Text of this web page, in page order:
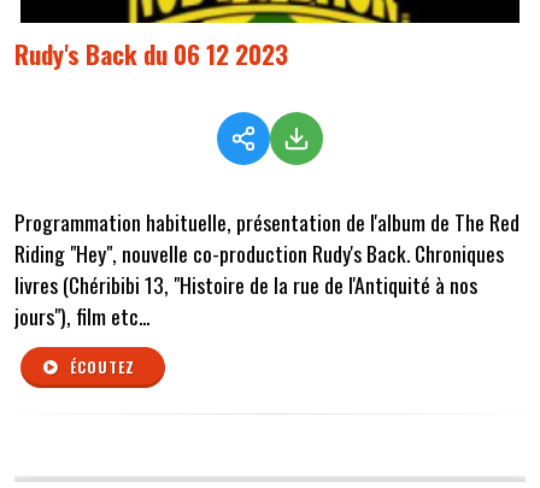
Rudy's Back du 06 12 2023
Programmation habituelle, présentation de l'album de The Red
Riding "Hey", nouvelle co-production Rudy's Back. Chroniques
livres (Chéribibi 13, "Histoire de la rue de l'Antiquité à nos
jours"), film etc...
ÉCOUTEZ